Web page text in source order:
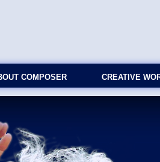
COMPOSER CREATIVE